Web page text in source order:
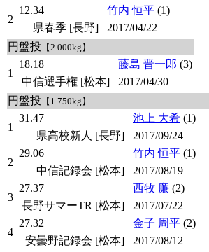
2
12.34 竹内 恒平 (1)
県春季 [長野]
2017/04/22
円盤投 【2.000kg】
1
18.18 藤島 晋一郎 (3)
中信選手権 [松本]
2017/04/30
円盤投 【1.750kg】
1
31.47 池上 大希 (1)
県高校新人 [長野]
2017/09/24
2
29.06 竹内 恒平 (1)
中信記録会 [松本]
2017/08/19
3
27.37 西牧 廉 (2)
長野サマーTR [松本]
2017/07/22
4
27.32 金子 周平 (2)
安曇野記録会 [松本]
2017/08/12